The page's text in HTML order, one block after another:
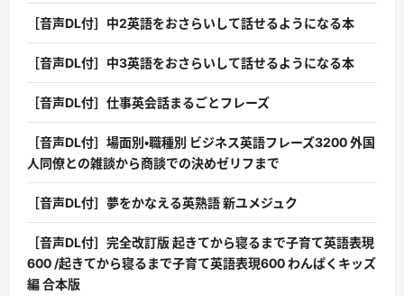
［音声DL付］中2英語をおさらいして話せるようになる本
［音声DL付］中3英語をおさらいして話せるようになる本
［音声DL付］仕事英会話まるごとフレーズ
［音声DL付］場面別・職種別 ビジネス英語フレーズ3200 外国
人同僚との雑談から商談での決めゼリフまで
［音声DL付］夢をかなえる英熟語 新ユメジュク
［音声DL付］完全改訂版 起きてから寝るまで子育て英語表現
600 /起きてから寝るまで子育て英語表現600 わんぱくキッズ
編 合本版